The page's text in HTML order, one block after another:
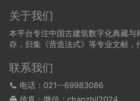
关于我们
本平台专注中国古建筑数字化典藏
存，归集《营造法式》等专业文献，
联系我们
电话：021--69983086